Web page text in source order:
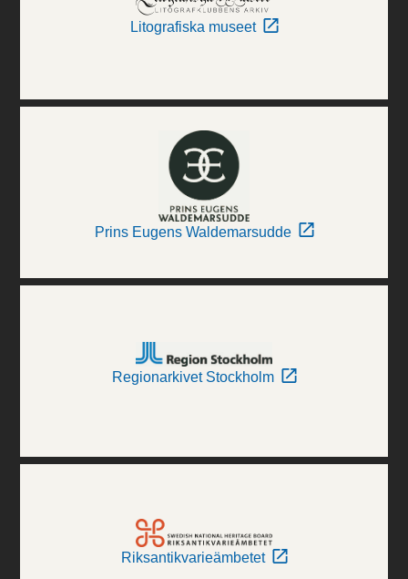
Litografiska museet
Prins Eugens Waldemarsudde
Regionarkivet Stockholm
Riksantikvarieämbetet